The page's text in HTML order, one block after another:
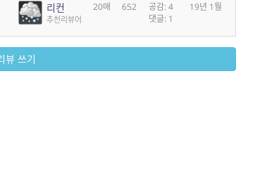
리컨
추천리뷰어
20매 652
공감: 4
댓글: 1
19년 1월
뷰 쓰기